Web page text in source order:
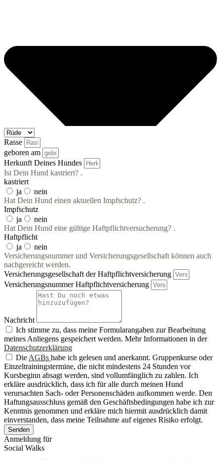
Rasse
geboren am
Herkunft Deines Hundes
Ist Dein Hund kastriert? .
kastriert
ja
nein
Hat Dein Hund einen aktuellen Impfschutz? .
Impfschutz
ja
nein
Hat Dein Hund eine gültige Haftpflichtversucherung? .
Haftpflicht
ja
nein
Versicherungsnummer und Versicherungsgesellschaft können auch
nachgereicht werden.
Versicherungsgesellschaft der Haftpflichtversicherung
Versicherungsnummer Haftpflichtversicherung
Nachricht
Ich stimme zu, dass meine Formularangaben zur Bearbeitung
meines Anliegens gespeichert werden. Mehr Informationen in der
Datenschutzerklärung
Die AGBs habe ich gelesen und anerkannt. Gruppenkurse oder
Einzeltrainingstermine, die nicht mindestens 24 Stunden vor
Kursbeginn absagt werden, sind vollumfänglich zu zahlen. Ich
erkläre ausdrücklich, dass ich für alle durch meinen Hund
verursachten Sach- oder Personenschäden aufkommen werde. Den
Haftungsausschluss gemäß den Geschäftsbedingungen habe ich zur
Kenntnis genommen und erkläre mich hiermit ausdrücklich damit
einverstanden, dass meine Teilnahme auf eigenes Risiko erfolgt.
Senden
Anmeldung für
Social Walks